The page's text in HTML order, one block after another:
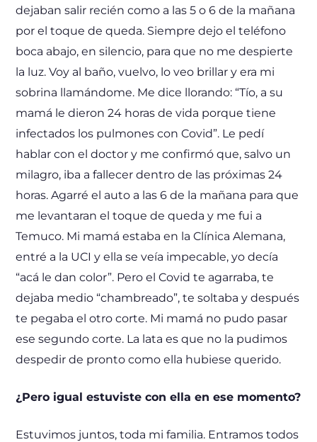
dejaban salir recién como a las 5 o 6 de la mañana
por el toque de queda. Siempre dejo el teléfono
boca abajo, en silencio, para que no me despierte
la luz. Voy al baño, vuelvo, lo veo brillar y era mi
sobrina llamándome. Me dice llorando: “Tío, a su
mamá le dieron 24 horas de vida porque tiene
infectados los pulmones con Covid”. Le pedí
hablar con el doctor y me confirmó que, salvo un
milagro, iba a fallecer dentro de las próximas 24
horas. Agarré el auto a las 6 de la mañana para que
me levantaran el toque de queda y me fui a
Temuco. Mi mamá estaba en la Clínica Alemana,
entré a la UCI y ella se veía impecable, yo decía
“acá le dan color”. Pero el Covid te agarraba, te
dejaba medio “chambreado”, te soltaba y después
te pegaba el otro corte. Mi mamá no pudo pasar
ese segundo corte. La lata es que no la pudimos
despedir de pronto como ella hubiese querido.
¿Pero igual estuviste con ella en ese momento?
Estuvimos juntos, toda mi familia. Entramos todos